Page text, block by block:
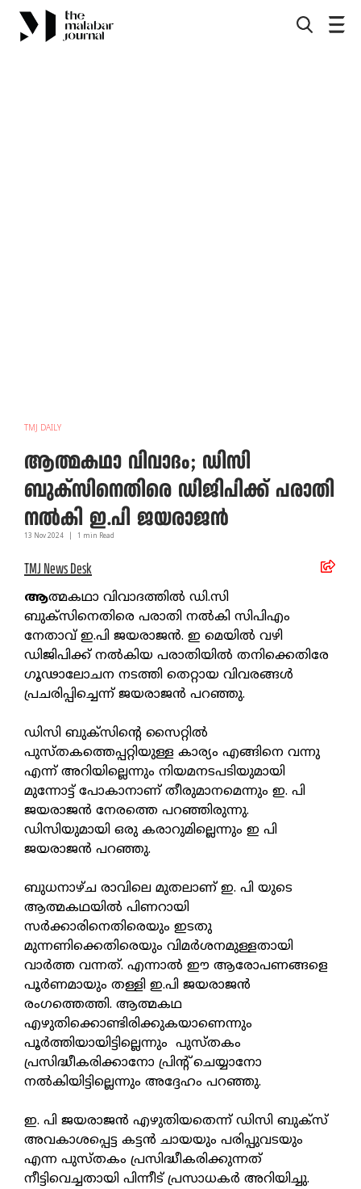
TMJ DAILY
ആത്മകഥാ വിവാദം; ഡിസി
ബുക്‌സിനെതിരെ ഡിജിപിക്ക് പരാതി
നല്‍കി ഇ.പി ജയരാജന്‍
13 Nov 2024 1 min Read
TMJ News Desk
ആത്മകഥാ വിവാദത്തില്‍ ഡി.സി
ബുക്‌സിനെതിരെ പരാതി നല്‍കി സിപിഎം
നേതാവ് ഇ.പി ജയരാജന്‍. ഇ മെയില്‍ വഴി
ഡിജിപിക്ക് നല്‍കിയ പരാതിയില്‍ തനിക്കെതിരേ
ഗൂഢാലോചന നടത്തി തെറ്റായ വിവരങ്ങള്‍
പ്രചരിപ്പിച്ചെന്ന് ജയരാജന്‍ പറഞ്ഞു.
ഡിസി ബുക്‌സിന്റെ സൈറ്റില്‍
പുസ്തകത്തെപ്പറ്റിയുള്ള കാര്യം എങ്ങിനെ വന്നു
എന്ന് അറിയില്ലെന്നും നിയമനടപടിയുമായി
മുന്നോട്ട് പോകാനാണ് തീരുമാനമെന്നും ഇ. പി
ജയരാജന്‍ നേരത്തെ പറഞ്ഞിരുന്നു.
ഡിസിയുമായി ഒരു കരാറുമില്ലെന്നും ഇ പി
ജയരാജന്‍ പറഞ്ഞു.
ബുധനാഴ്ച രാവിലെ മുതലാണ് ഇ. പി യുടെ
ആത്മകഥയില്‍ പിണറായി
സര്‍ക്കാരിനെതിരെയും ഇടതു
മുന്നണിക്കെതിരെയും വിമര്‍ശനമുള്ളതായി
വാര്‍ത്ത വന്നത്. എന്നാല്‍ ഈ ആരോപണങ്ങളെ
പൂര്‍ണമായും തള്ളി ഇ.പി ജയരാജന്‍
രംഗത്തെത്തി. ആത്മകഥ
എഴുതിക്കൊണ്ടിരിക്കുകയാണെന്നും
പൂര്‍ത്തിയായിട്ടില്ലെന്നും പുസ്തകം
പ്രസിദ്ധീകരിക്കാനോ പ്രിന്റ് ചെയ്യാനോ
നല്‍കിയിട്ടില്ലെന്നും അദ്ദേഹം പറഞ്ഞു.
ഇ. പി ജയരാജന്‍ എഴുതിയതെന്ന് ഡിസി ബുക്‌സ്
അവകാശപ്പെട്ട കട്ടന്‍ ചായയും പരിപ്പുവടയും
എന്ന പുസ്തകം പ്രസിദ്ധീകരിക്കുന്നത്
നീട്ടിവെച്ചതായി പിന്നീട് പ്രസാധകര്‍ അറിയിച്ചു.